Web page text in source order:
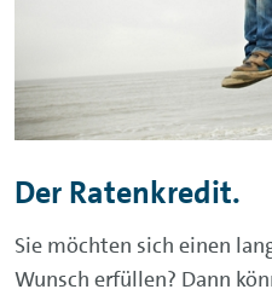
Der Ratenkredit.
Sie möchten sich einen
Wunsch erfüllen? Dann